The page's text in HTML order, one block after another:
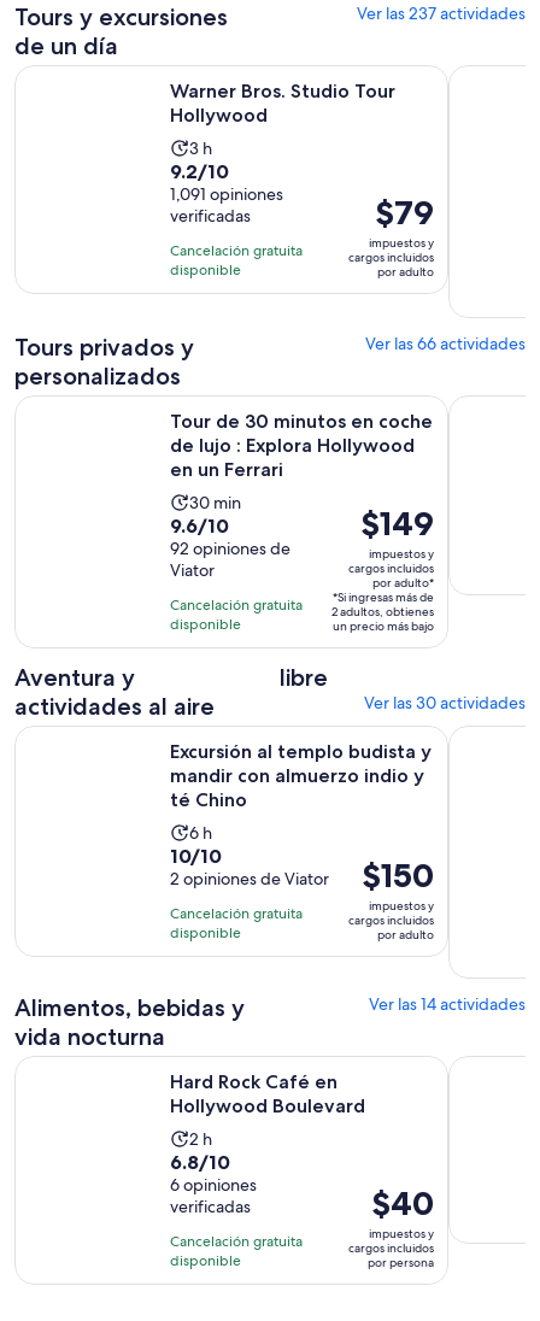
Tours y excursiones
de un día
Ver las 237 actividades
Warner Bros. Studio Tour
Hollywood
La
actividad
dura
3
horas
3 h
9.2
de
10
con
1091
opiniones
9.2/10
1,091 opiniones
verificadas
Cancelación gratuita
disponible
El
precio
es
de
adulto
$79
impuestos y
cargos incluidos
por adulto
Warner Bros. Studio Tour Hollywood Se abrirá en una¡Vistas
Tours privados y
personalizados
Ver las 66 actividades
Tour de 30 minutos en coche
de lujo : Explora Hollywood
en un Ferrari
La
actividad
dura
30
minutos
30 min
9.6
de
10
con
92
opiniones
9.6/10
92 opiniones de
Viator
Cancelación gratuita
disponible
El
precio
es
de
$149.
por
$149
impuestos y
cargos incluidos
por adulto*
*Si ingresas más de
2 adultos, obtienes
un precio más bajo
Tour de 30 minutos en coche de lujo : Explora Hollywood
Tour a
Aventura y
actividades al aire
libre
Ver las 30 actividades
Excursión al templo budista y
mandir con almuerzo indio y
té Chino
La
actividad
dura
6
horas
6 h
10.0
de
10
con
2
10/10
2 opiniones de Viator
Cancelación gratuita
disponible
El
precio
es
de
por
$150
impuestos y
cargos incluidos
por adulto
Excursión al templo budista y mandir con almuerzo indio y
Alimentos, bebidas y
vida nocturna
Ver las 14 actividades
Hard Rock Café en
Hollywood Boulevard
La
actividad
dura
2
horas
2 h
6.8
de
10
con
6
opiniones
6.8/10
6 opiniones
verificadas
Cancelación gratuita
disponible
El
precio
es
de
$40
impuestos y
cargos incluidos
por persona
Hard Rock Café en Hollywood Boulevard Se abrirá en una
Descubre